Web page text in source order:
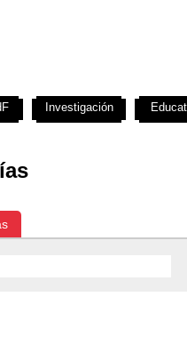
Investigación